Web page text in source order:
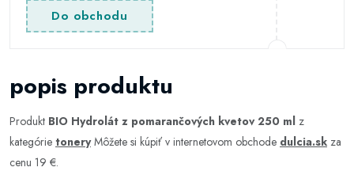
Do obchodu
popis produktu
Produkt BIO Hydrolát z pomarančových kvetov 250 ml z
kategórie toneryMôžete si kúpiť v internetovom obchode dulcia.sk za
cenu 19 €.